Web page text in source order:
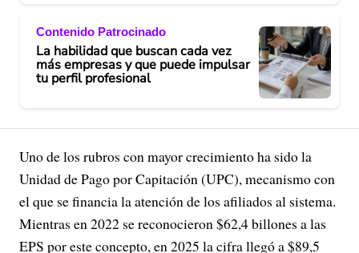
Contenido Patrocinado
La habilidad que buscan cada vez
más empresas y que puede impulsar
tu perfil profesional
Uno de los rubros con mayor crecimiento ha sido la
Unidad de Pago por Capitación (UPC), mecanismo con
el que se financia la atención de los afiliados al sistema.
Mientras en 2022 se reconocieron $62,4 billones a las
EPS por este concepto, en 2025 la cifra llegó a $89,5